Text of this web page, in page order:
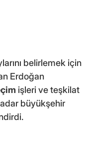
belirlemek için
Erdoğan
işleri ve teşkilat
büyükşehir